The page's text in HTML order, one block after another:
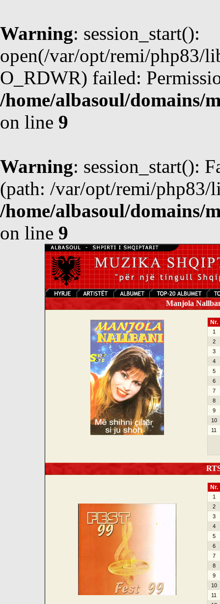
Warning: session_start():
open(/var/opt/remi/php83/
O_RDWR) failed:
/home/albasoul/domains/
on line 9
Warning: session_start():
(path: /var/opt/remi/php83/
/home/albasoul/domains/
on line 9
Manjola
Nr.
1
2
3
4
5
6
7
8
9
10
11
Nr.
1
2
3
4
5
6
7
8
9
10
11